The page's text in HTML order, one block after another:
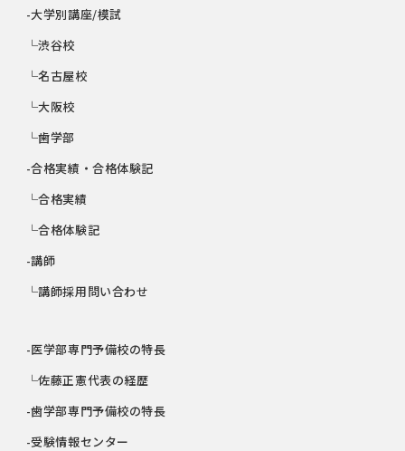
-大学別講座/模試
└渋谷校
└名古屋校
└大阪校
└歯学部
-合格実績・合格体験記
└合格実績
└合格体験記
-講師
└講師採用問い合わせ
-医学部専門予備校の特長
└佐藤正憲代表の経歴
-歯学部専門予備校の特長
-受験情報センター